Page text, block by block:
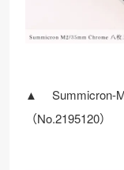
（No.2195120）